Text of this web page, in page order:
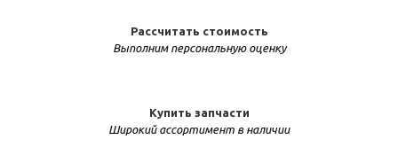
Рассчитать стоимость
Выполним персональную оценку
Купить запчасти
Широкий ассортимент в наличии